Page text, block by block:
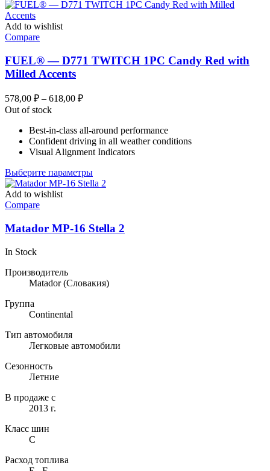
Add to wishlist
Compare
FUEL® — D771 TWITCH 1PC Candy Red with
Milled Accents
578,00 ₽ – 618,00 ₽Диапазон
–
618,00 ₽
Out of stock
Best-in-class all-around performance
Confident driving in all weather conditions
Visual Alignment Indicators
Выберите параметрыЭтот
товар
Опции
товара.
Add to wishlist
Compare
Matador MP-16 Stella 2
In Stock
Производитель
Matador(Словакия)
Группа
Continental
Тип автомобиля
Легковые автомобили
Сезонность
Летние
В продаже с
2013 г.
Класс шин
C
Расход топлива